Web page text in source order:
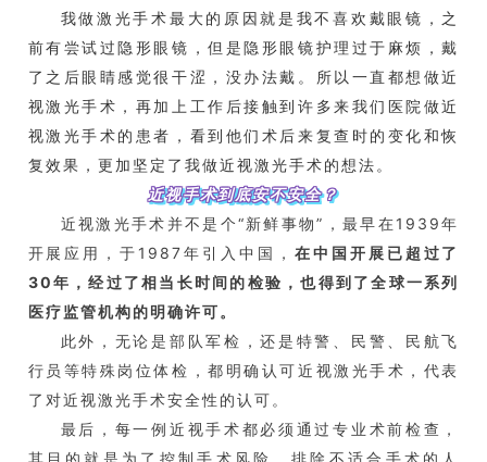
我做激光手术最大的原因就是我不喜欢戴眼镜，之
前有尝试过隐形眼镜，但是隐形眼镜护理过于麻烦，戴
了之后眼睛感觉很干涩，没办法戴。所以一直都想做近
视激光手术，再加上工作后接触到许多来我们医院做近
视激光手术的患者，看到他们术后来复查时的变化和恢
复效果，更加坚定了我做近视激光手术的想法。
近视手术到底安不安全？
近视激光手术并不是个“新鲜事物”，最早在1939年
开展应用，于1987年引入中国， 在中国开展已超过了
30年，经过了相当长时间的检验，也得到了全球一系列
医疗监管机构的明确许可。
此外，无论是部队军检，还是特警、民警、民航飞
行员等特殊岗位体检，都明确认可近视激光手术，代表
了对近视激光手术安全性的认可。
最后，每一例近视手术都必须通过专业术前检查，